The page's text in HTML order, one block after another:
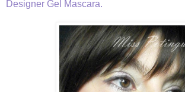
Designer Gel Mascara.